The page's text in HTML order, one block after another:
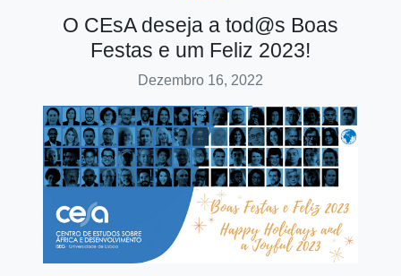
O CEsA deseja a tod@s Boas
Festas e um Feliz 2023!
Dezembro 16, 2022